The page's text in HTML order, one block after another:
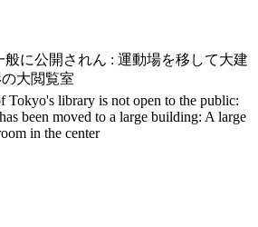
般に公開されん : 運動場を移して大建
大閲覧室
Tokyo's library is not open to the public:
been moved to a large building: A large
in the center